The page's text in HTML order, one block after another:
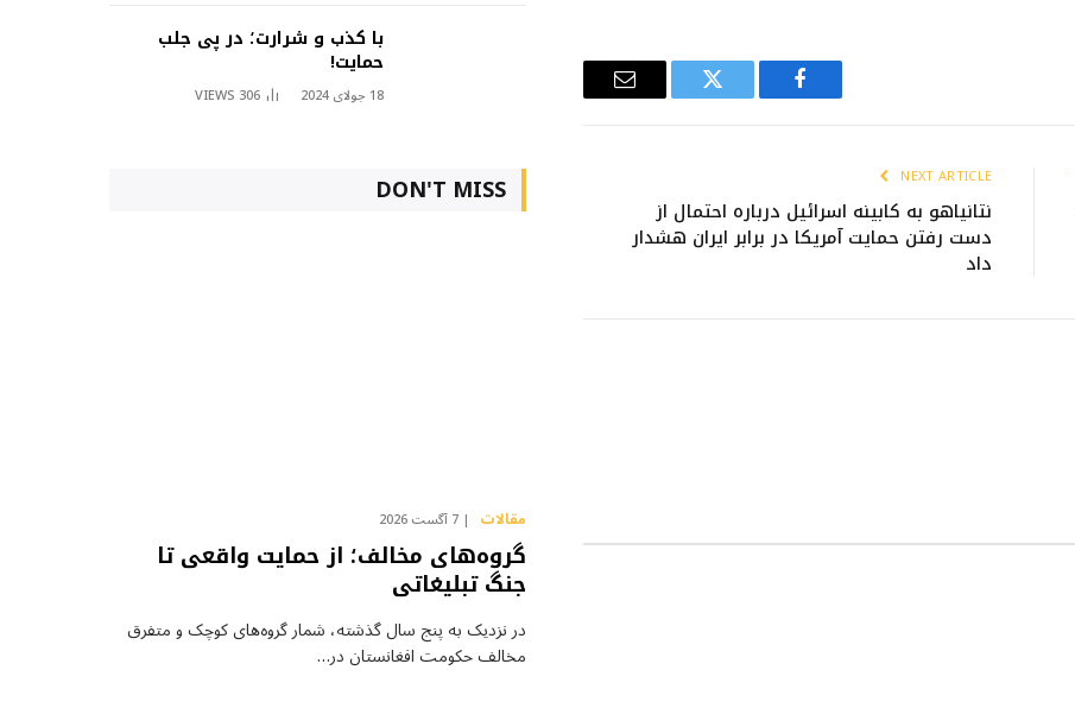
Facebook
Twitter
Email
NEXT ARTICLE
نتانیاهو به کابینه اسرائیل درباره احتمال از
دست رفتن حمایت آمریکا در برابر ایران هشدار
داد
با کذب و شرارت؛ در پی جلب
حمایت!
18 جولای 2024 306
VIEWS
DON'T MISS
مقالات 7 آگست 2026
گروه‌های مخالف؛ از حمایت واقعی تا
جنگ تبلیغاتی
در نزدیک به پنج سال گذشته، شمار گروه‌های کوچک و متفرق
مخالف حکومت افغانستان در…